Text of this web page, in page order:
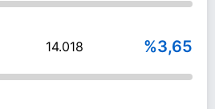
14.018 %3,65